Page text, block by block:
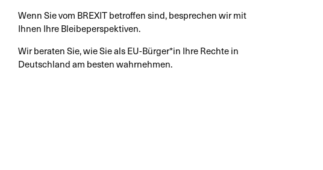
Wenn Sie vom BREXIT betroffen sind, besprechen wir mit
Ihnen Ihre Bleibeperspektiven.
Wir beraten Sie, wie Sie als EU-Bürger*in Ihre Rechte in
Deutschland am besten wahrnehmen.